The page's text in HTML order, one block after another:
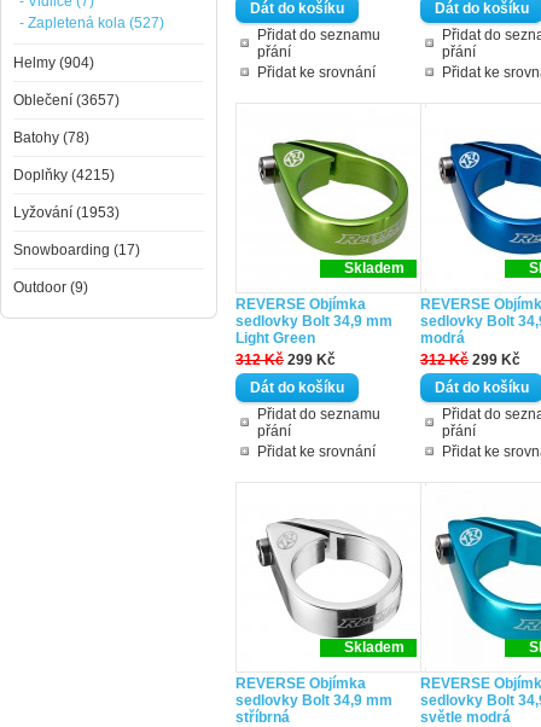
Přidat do seznamu
přání
Přidat ke srovnání
Přidat do
přání
Přidat ke
Skladem
REVERSE Objímka
sedlovky Bolt 34,9 mm
Light Green
312 Kč 299 Kč
Přidat do seznamu
přání
Přidat ke srovnání
REVERSE
sedlovky Bolt
modrá
312 Kč 299 Kč
Přidat do
přání
Přidat ke
Skladem
REVERSE Objímka
sedlovky Bolt 34,9 mm
stříbrná
REVERSE
sedlovky Bolt
světle modrá
- Zapletená kola (527)
Helmy (904)
Oblečení (3657)
Batohy (78)
Doplňky (4215)
Lyžování (1953)
Snowboarding (17)
Outdoor (9)